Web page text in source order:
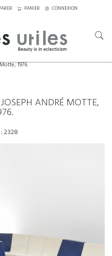
PANIER CONNEXION
1976.
ANDRÉ MOTTE,
2328